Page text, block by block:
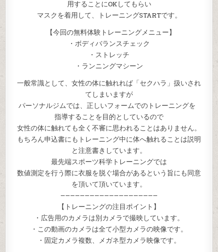
用することにOKしてもらい
マスクを着用して、トレーニングSTARTです。
【今回の無料体験トレーニングメニュー】
・ボディバランスチェック
・ストレッチ
・ランニングマシーン
一般常識として、女性の体に触れれば「セクハラ」扱いされ
てしまいますが
パーソナルジムでは、正しいフォームでのトレーニングを
指導することを目的としているので
女性の体に触れても全く不審に思われることはありません。
もちろん申込書にもトレーニング中に体へ触れることは説明
と注意書きしています。
最先端スポーツ科学トレーニングでは
数値測定を行う際に衣服を脱ぐ場合があるという旨にも同意
を頂いて頂いています。
————————————————————
【トレーニングの注目ポイント】
・広告用のカメラは別カメラで撮映しています。
・この動画のカメラは全て小型カメラの映像です。
・固定カメラ複数、メガネ型カメラ映像です。